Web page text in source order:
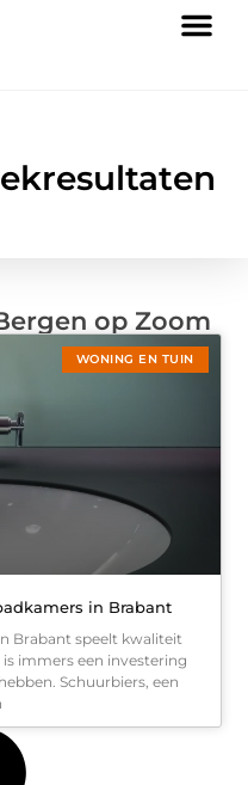
op Zoom
WONING EN TUIN
in Brabant
Brabant speelt kwaliteit
immers een investering
Schuurbiers, een